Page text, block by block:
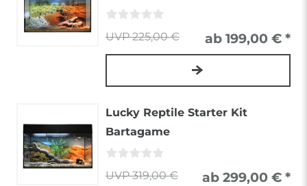
225,00 € ab 199,00 € *
Lucky Reptile Starter Kit
Bartagame
319,00 € ab 299,00 € *